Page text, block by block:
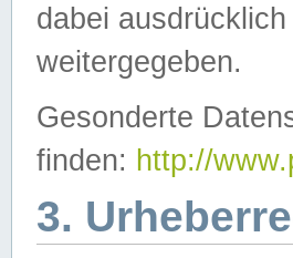
dabei
weitergegeben.
Gesonderte
finden: http://
3.